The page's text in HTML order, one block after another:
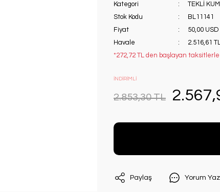
Kategori
TEKLİ
Stok Kodu
BL11141
Fiyat
50,00
Havale
2.516,61
*272,72 TL den başlayan
İNDİRİMLİ
2.853,30 TL
Paylaş Yorum Yaz